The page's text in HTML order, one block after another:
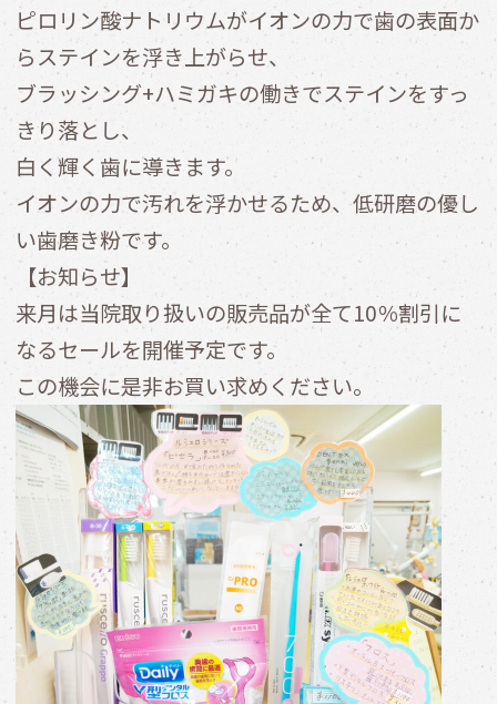
ピロリン酸ナトリウムがイオンの力で歯の表面か
らステインを浮き上がらせ、
ブラッシング+ハミガキの働きでステインをすっ
きり落とし、
白く輝く歯に導きます。
イオンの力で汚れを浮かせるため、低研磨の優し
い歯磨き粉です。
【お知らせ】
来月は当院取り扱いの販売品が全て10％割引に
なるセールを開催予定です。
この機会に是非お買い求めください。